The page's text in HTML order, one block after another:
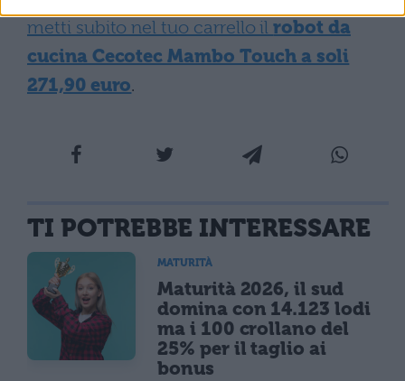
metti subito nel tuo carrello ilrobot da
cucina Cecotec Mambo Touch a soli
271,90 euro.
TI POTREBBE INTERESSARE
MATURITÀ
Maturità 2026, il sud
domina con 14.123 lodi
ma i 100 crollano del
25% per il taglio ai
bonus